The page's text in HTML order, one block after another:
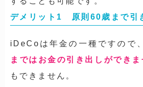
デメリット1 原則60歳まで引
iDeCoは年金の一種ですので
まではお金の引き出しができま
もできません。